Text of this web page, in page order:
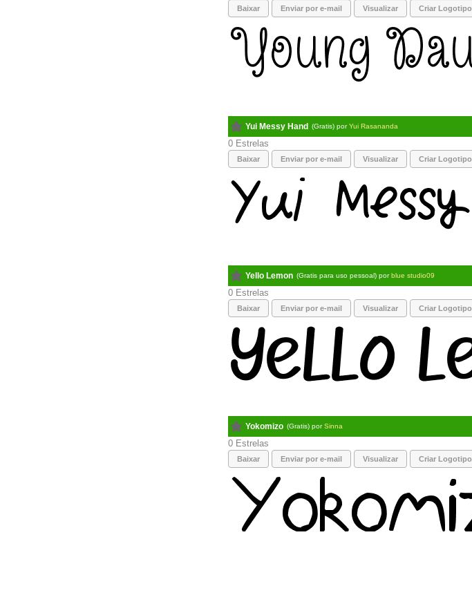
Baixar Enviar por e-mail Visualizar Criar Logotipo
Yui Messy Hand (Gratis) porYui Rasananda
0
Baixar Enviar por e-mail Visualizar Criar Logotipo
Yello Lemon (Gratis para uso pessoal) porblue studio09
0
Baixar Enviar por e-mail Visualizar Criar Logotipo
Yokomizo (Gratis) porSinna
0
Baixar Enviar por e-mail Visualizar Criar Logotipo